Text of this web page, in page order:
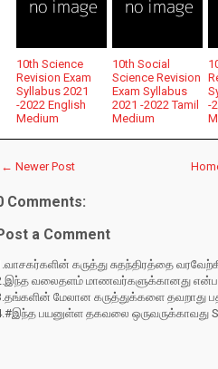
10th Science
Revision Exam
Syllabus 2021
-2022 English
Medium
10th Social
Science Revision
Exam Syllabus
2021 -2022 Tamil
Medium
-
← Newer Post
Comments:
a Comment
கருத்து சுதந்திரத்தை
வலைதளம் மாணவர்களுக்கானது
மேலான கருத்துக்களை தவறாது
பயனுள்ள தகவலை ஒருவருக்காவது